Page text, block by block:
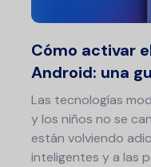
Cómo activar
Android: una
Las tecnologías
y los niños no se
están volviendo
inteligentes y a las